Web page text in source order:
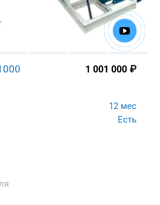
1 001 000 ₽
12 мес
Есть